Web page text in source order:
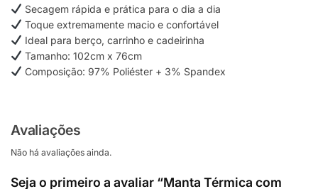
Secagem rápida e prática para o dia a dia
Toque extremamente macio e confortável
Ideal para berço, carrinho e cadeirinha
Tamanho: 102cm x 76cm
Composição: 97% Poliéster + 3% Spandex
Avaliações
Não há avaliações ainda.
Seja o primeiro a avaliar “Manta Térmica com